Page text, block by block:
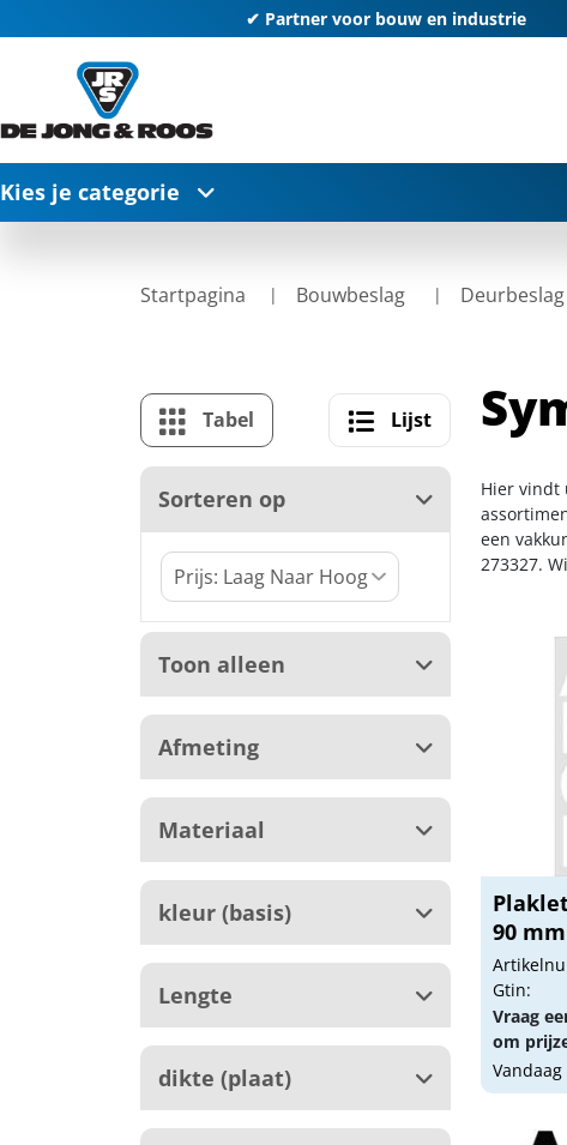
✔ Partner voor bouw en industrie
Kies je categorie
Startpagina Bouwbeslag Deurbeslag
Tabel Lijst
Sorteren op
Toon alleen
Afmeting
Materiaal
kleur (basis)
Lengte
dikte (plaat)
Hier vindt
een
273327.
90 mm
Gtin:
Vraag
om